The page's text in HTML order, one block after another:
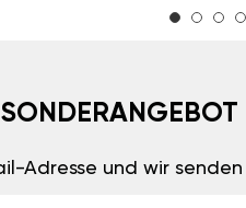
Adresse und wir